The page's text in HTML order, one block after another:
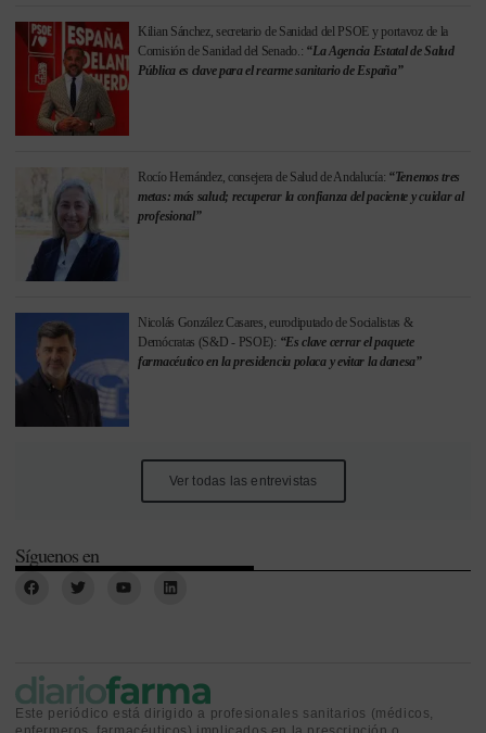
Kilian Sánchez, secretario de Sanidad del PSOE y portavoz de la
Comisión de Sanidad del Senado.: “La Agencia Estatal de Salud
Pública es clave para el rearme sanitario de España”
Rocío Hernández, consejera de Salud de Andalucía: “Tenemos tres
metas: más salud; recuperar la confianza del paciente y cuidar al
profesional”
Nicolás González Casares, eurodiputado de Socialistas &
Demócratas (S&D - PSOE): “Es clave cerrar el paquete
farmacéutico en la presidencia polaca y evitar la danesa”
Ver todas las entrevistas
Síguenos en
Este periódico está dirigido a profesionales sanitarios (médicos,